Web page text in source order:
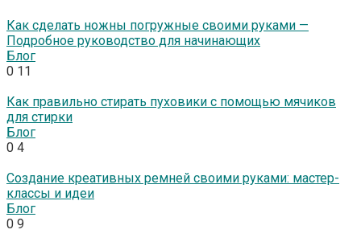
Как сделать ножны погружные своими руками —
Подробное руководство для начинающих
Блог
0 11
Как правильно стирать пуховики с помощью мячиков
для стирки
Блог
0 4
Создание креативных ремней своими руками: мастер-
классы и идеи
Блог
0 9